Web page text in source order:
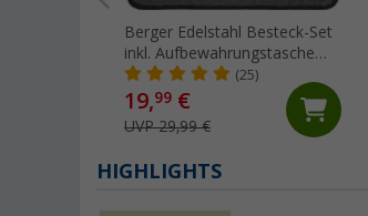
Berger Edelstahl Besteck-Set
inkl. Aufbewahrungstasche
16-tlg.
(25)
19,99 €
UVP 29,99 €
HIGHLIGHTS